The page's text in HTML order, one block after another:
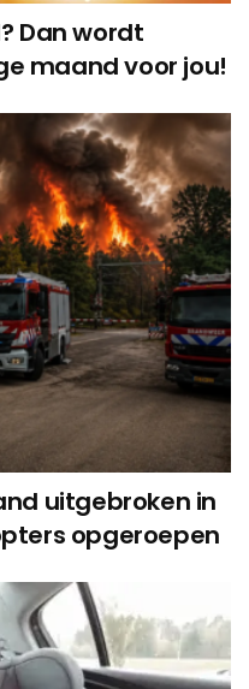
Dan wordt
maand voor jou!
uitgebroken in
opgeroepen